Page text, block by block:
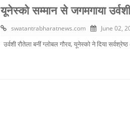
यूनेस्को सम्मान से जगमगाया
swatantrabharatnews.com June 02,
उर्वशी रौतेला बनीं ग्लोबल गौरव, यूनेस्को ने दिया